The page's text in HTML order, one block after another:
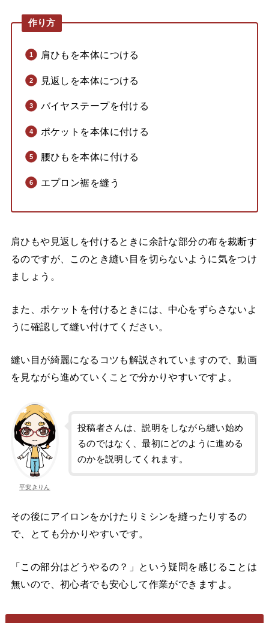
作り方
肩ひもを本体につける
見返しを本体につける
バイヤステープを付ける
ポケットを本体に付ける
腰ひもを本体に付ける
エプロン裾を縫う
肩ひもや見返しを付けるときに余計な部分の布を裁断す
るのですが、このとき縫い目を切らないように気をつけ
ましょう。
また、ポケットを付けるときには、中心をずらさないよ
うに確認して縫い付けてください。
縫い目が綺麗になるコツも解説されていますので、動画
を見ながら進めていくことで分かりやすいですよ。
平安きりん
投稿者さんは、説明をしながら縫い始め
るのではなく、最初にどのように進める
のかを説明してくれます。
その後にアイロンをかけたりミシンを縫ったりするの
で、とても分かりやすいです。
「この部分はどうやるの？」という疑問を感じることは
無いので、初心者でも安心して作業ができますよ。